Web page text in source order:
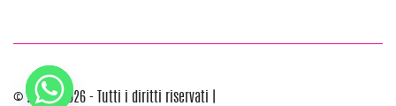
© 2012 - 2026 - Tutti i diritti riservati |